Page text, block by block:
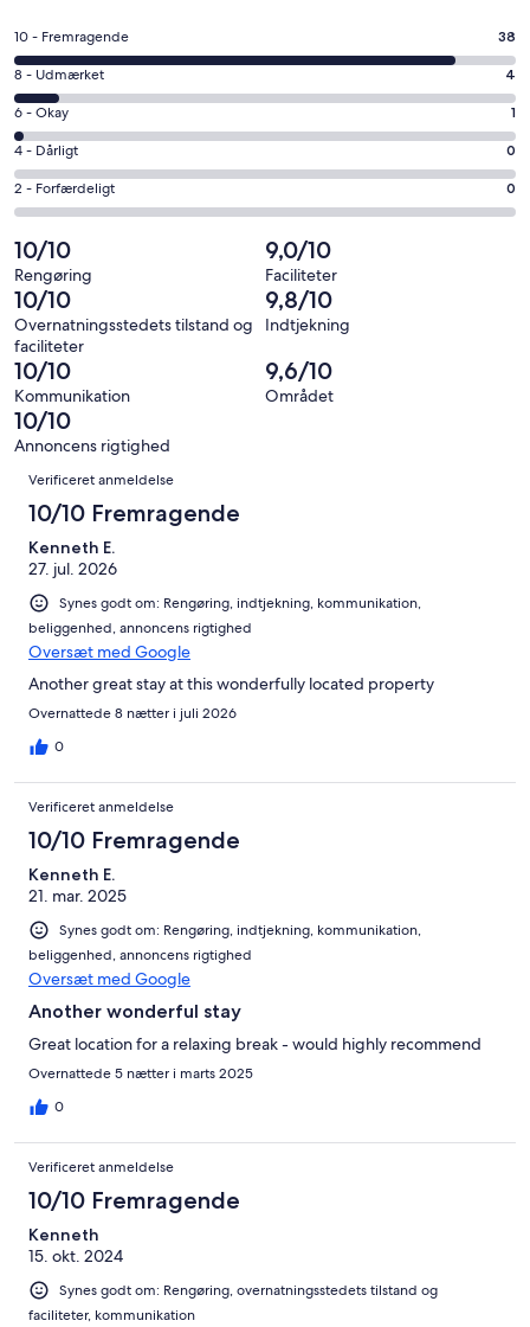
et
nyt
vindue
Bedømmelse
på
10
−
Fremragende.
38
af
i
alt
43
anmeldelser
10 - Fremragende 38
Bedømmelse
på
8
−
Udmærket.
4
i
alt
43
anmeldelser
8 - Udmærket 4
Bedømmelse
på
6
−
Okay.
1
af
i
alt
43
anmeldelser
6 - Okay 1
Bedømmelse
på
4
Dårligt.
0
af
i
alt
43
anmeldelser
4 - Dårligt 0
Bedømmelse
på
2
−
Forfærdeligt.
0
af
i
alt
43
anmeldelser
2 - Forfærdeligt 0
10/10
Rengøring
9,0/10
Faciliteter
10/10
Overnatningsstedets tilstand og
faciliteter
9,8/10
Indtjekning
10/10
Kommunikation
9,6/10
Området
10/10
Annoncens rigtighed
Anmeldelser
Verificeret anmeldelse
10/10 Fremragende
Kenneth E.
27. jul. 2026
Synes godt om: Rengøring, indtjekning, kommunikation,
beliggenhed, annoncens rigtighed
Oversæt med Google
Another great stay at this wonderfully located property
Overnattede 8 nætter i juli 2026
0
Verificeret anmeldelse
10/10 Fremragende
Kenneth E.
21. mar. 2025
Synes godt om: Rengøring, indtjekning, kommunikation,
beliggenhed, annoncens rigtighed
Oversæt med Google
Another wonderful stay
Great location for a relaxing break - would highly recommend
Overnattede 5 nætter i marts 2025
0
Verificeret anmeldelse
10/10 Fremragende
Kenneth
15. okt. 2024
Synes godt om: Rengøring, overnatningsstedets tilstand og
faciliteter, kommunikation